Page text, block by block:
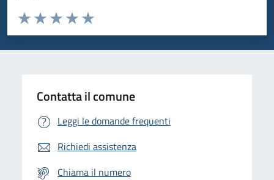
Domanda
Valuta da 1 a 5 stelle la pagina
Valuta 5 stelle su 5
Valuta 4 stelle su 5
Valuta 3 stelle su 5
Valuta 2 stelle su 5
Valuta 1 stelle su 5
Contatta il comune
Leggi le domande frequenti
Richiedi assistenza
Chiama il numero